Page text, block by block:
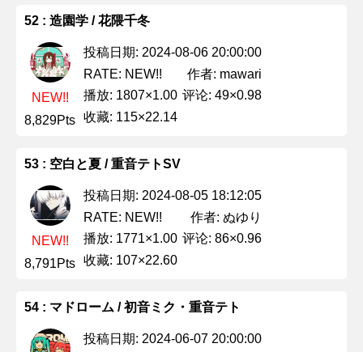
52 : 造園学 / 花隈千冬
NEW!!
8,829Pts
投稿日期: 2024-08-06 20:00:00
RATE: NEW!!
作者: mawari
播放: 1807×1.00 评论: 49×0.98
收藏: 115×22.14
53 : 空白と夏 / 重音テトSV
NEW!!
8,791Pts
投稿日期: 2024-08-05 18:12:05
RATE: NEW!!
作者: ぬゆり
播放: 1771×1.00 评论: 86×0.96
收藏: 107×22.60
54 : マドローム / 初音ミク・重音テト
投稿日期: 2024-06-07 20:00:00